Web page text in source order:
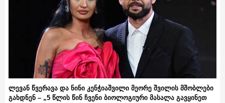
ლევან წვერავა და ნინი კენჭიაშვილი მეორე შვილის მშობლები
გახდნენ – „5 წლის წინ ჩვენი ბიოლოგიური მასალა გავყინეთ